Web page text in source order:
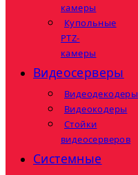
камеры
Купольные
PTZ-
камеры
Видеосерверы
Видеодекодеры
Видеокодеры
Стойки
видеосерверов
Системные